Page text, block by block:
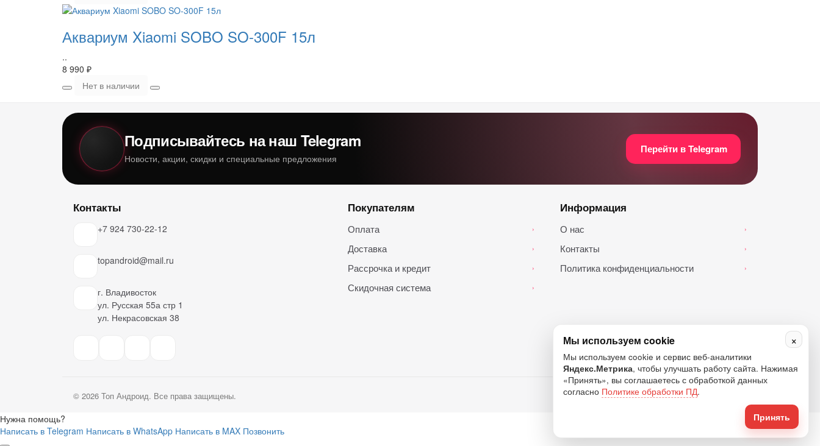
Аквариум Xiaomi SOBO SO-300F 15л
..
8 990 ₽
Нет в наличии
Подписывайтесь на наш Telegram
Новости, акции, скидки и специальные предложения
Перейти в Telegram
Контакты
+7 924 730-22-12
topandroid@mail.ru
г. Владивосток
ул. Русская 55а стр 1
ул. Некрасовская 38
Покупателям
Оплата ›
Доставка ›
Рассрочка и кредит ›
Скидочная система ›
Информация
О нас ›
Контакты ›
Политика конфиденциальности ›
© 2026 Топ Андроид. Все права защищены.
×
Мы используем cookie
Мы используем cookie и сервис веб-аналитики
Яндекс.Метрика, чтобы улучшать работу сайта. Нажимая
«Принять», вы соглашаетесь с обработкой данных
согласно Политике обработки ПД.
Принять
Нужна помощь?
Написать в Telegram Написать в WhatsApp Написать в MAX Позвонить